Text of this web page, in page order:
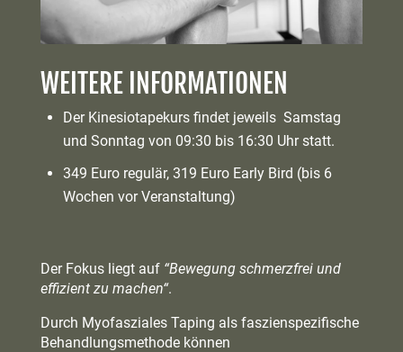
WEITERE INFORMATIONEN
Der Kinesiotapekurs findet jeweils Samstag
und Sonntag von 09:30 bis 16:30 Uhr statt.
349 Euro regulär, 319 Euro Early Bird (bis 6
Wochen vor Veranstaltung)
Der Fokus liegt auf “Bewegung schmerzfrei und
effizient zu machen“.
Durch Myofasziales Taping als faszienspezifische
Behandlungsmethode können